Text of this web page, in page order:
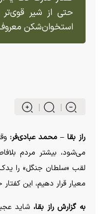
حتی از شیر
استخوان‌شکن
راز بقا – محمد عبادی‌فر:
می‌شود، بیشتر مردم
لقب «سلطان جنگل» را
معیار قرار دهیم، این
به گزارش راز بقا، شاید